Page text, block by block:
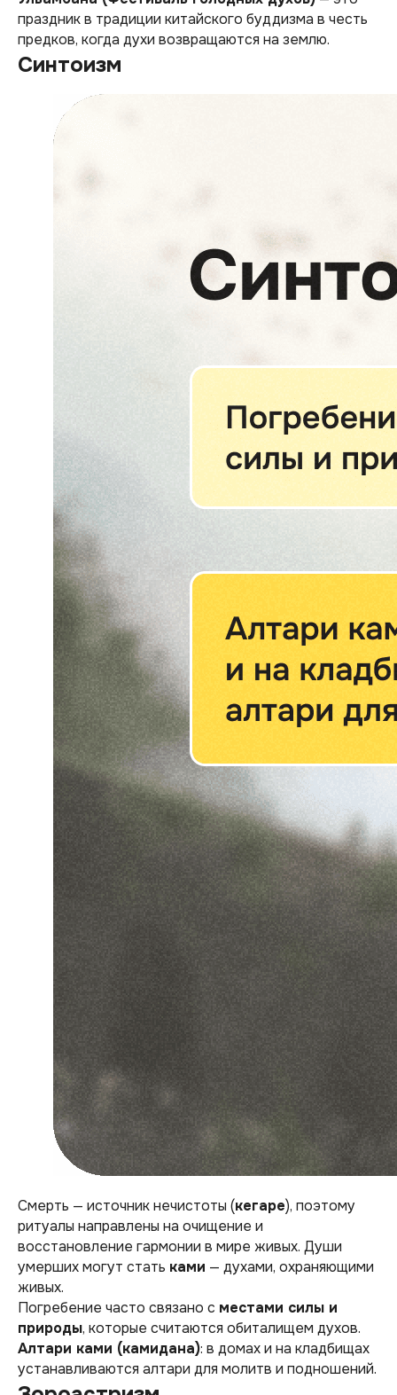
праздник в традиции китайского буддизма в честь
предков, когда духи возвращаются на землю.
Синтоизм
Смерть — источник нечистоты (кегаре), поэтому
ритуалы направлены на очищение и
восстановление гармонии в мире живых. Души
умерших могут стать ками — духами, охраняющими
живых.
Погребение часто связано с местами силы и
природы, которые считаются обиталищем духов.
Алтари ками (камидана): в домах и на кладбищах
устанавливаются алтари для молитв и подношений.